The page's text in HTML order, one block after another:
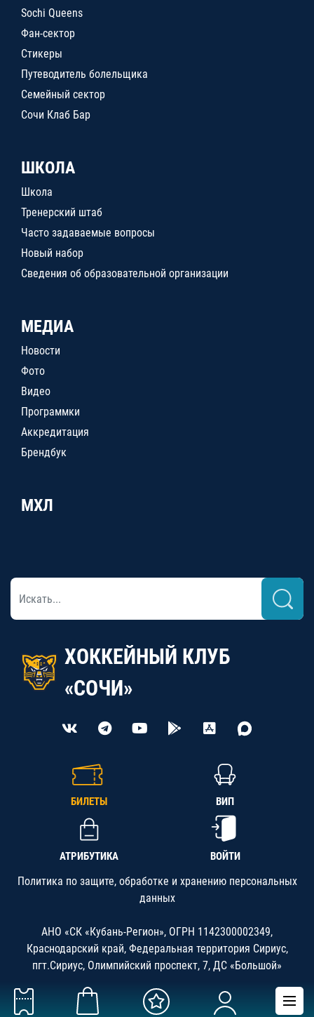
Sochi Queens
Фан-сектор
Стикеры
Путеводитель болельщика
Семейный сектор
Сочи Клаб Бар
ШКОЛА
Школа
Тренерский штаб
Часто задаваемые вопросы
Новый набор
Сведения об образовательной организации
МЕДИА
Новости
Фото
Видео
Программки
Аккредитация
Брендбук
МХЛ
ХОККЕЙНЫЙ КЛУБ
«СОЧИ»
БИЛЕТЫ ВИП
АТРИБУТИКА ВОЙТИ
Политика по защите, обработке и хранению персональных
данных
АНО «СК «Кубань-Регион», ОГРН 1142300002349,
Краснодарский край, Федеральная территория Сириус,
пгт.Сириус, Олимпийский проспект, 7, ДС «Большой»